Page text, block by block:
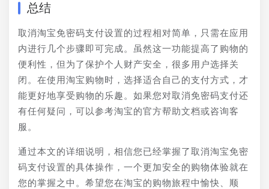
总结
取消淘宝免密码支付设置的过程相对简单，只需在应用
内进行几个步骤即可完成。虽然这一功能提高了购物的
便利性，但为了保护个人财产安全，很多用户选择关
闭。在使用淘宝购物时，选择适合自己的支付方式，才
能更好地享受购物的乐趣。如果您对取消免密码支付还
有任何疑问，可以参考淘宝的官方帮助文档或咨询客
服。
通过本文的详细说明，相信您已经掌握了取消淘宝免密
码支付设置的具体操作，一个更加安全的购物体验就在
您的掌握之中。希望您在淘宝的购物旅程中愉快、顺